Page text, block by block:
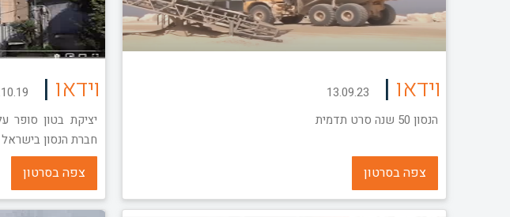
וידאו |
13.09.23
הנסון 50 שנה סרט תדמית
צפה בסרטון
וידאו |
חברת הנסון בישראל
צפה בסרטון